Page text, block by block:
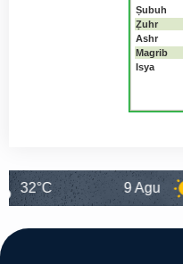
9 Agu 33°C